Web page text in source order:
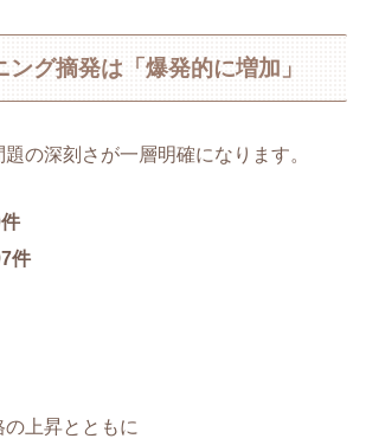
ング摘発は「爆発的に増加」
の深刻さが一層明確になります。
件
の上昇とともに